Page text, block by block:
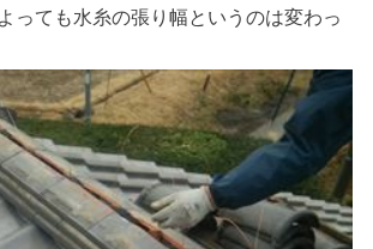
っても水糸の張り幅というのは変わっ